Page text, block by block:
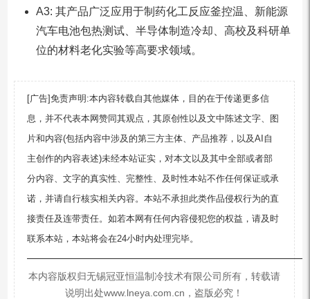
A3: 其产品广泛应用于制药化工反应釜控温、新能源
汽车电池包热测试、半导体制造冷却、高校及科研单
位的材料老化实验等高要求领域。
[广告]免责声明:本内容转载自其他媒体，目的在于传递更多信
息，并不代表本网赞同其观点，其原创性以及文中陈述文字、图
片和内容(包括内容中涉及的第三方主体、产品推荐，以及AI自
主创作的内容表述)未经本站证实，对本文以及其中全部或者部
分内容、文字的真实性、完整性、及时性本站不作任何保证或承
诺，并请自行核实相关内容。本站不承担此类作品侵权行为的直
接责任及连带责任。如若本网有任何内容侵犯您的权益，请及时
联系本站，本站将会在24小时内处理完毕。
本内容版权归无锡冠亚恒温制冷技术有限公司所有，转载请
说明出处www.lneya.com.cn，盗版必究！